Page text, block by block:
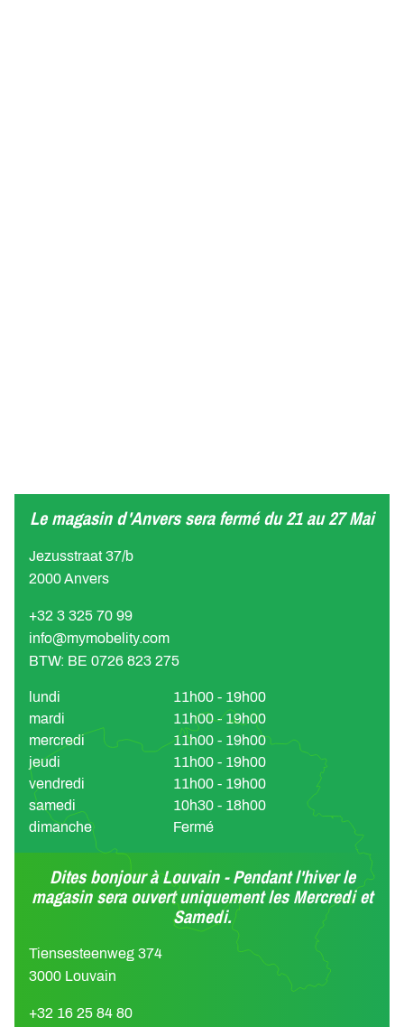
Le magasin d'Anvers sera fermé du 21 au 27 Mai
Jezusstraat 37/b
2000 Anvers
+32 3 325 70 99
info@mymobelity.com
BTW: BE 0726 823 275
lundi
11h00 - 19h00
mardi
11h00 - 19h00
mercredi
11h00 - 19h00
jeudi
11h00 - 19h00
vendredi
11h00 - 19h00
samedi
10h30 - 18h00
dimanche
Fermé
Dites bonjour à Louvain - Pendant l'hiver le
magasin sera ouvert uniquement les Mercredi et
Samedi.
Tiensesteenweg 374
3000 Louvain
+32 16 25 84 80